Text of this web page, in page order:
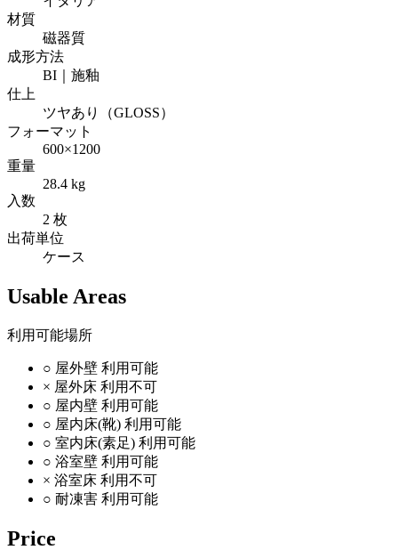
材質
磁器質
成形方法
BI｜施釉
仕上
ツヤあり（GLOSS）
フォーマット
600×1200
重量
28.4 kg
入数
2 枚
出荷単位
ケース
Usable Areas
利用可能場所
○ 屋外壁 利用可能
× 屋外床 利用不可
○ 屋内壁 利用可能
○ 屋内床(靴) 利用可能
○ 室内床(素足) 利用可能
○ 浴室壁 利用可能
× 浴室床 利用不可
○ 耐凍害 利用可能
Price